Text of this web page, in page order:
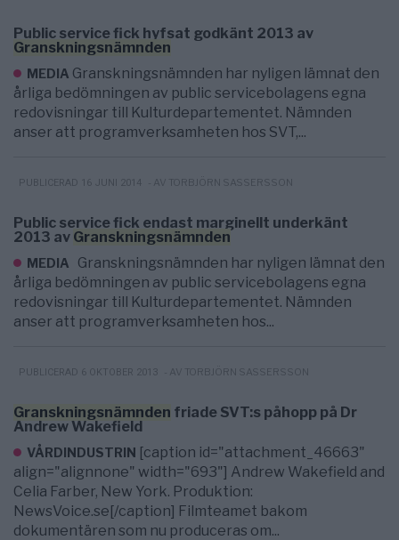
Public service fick hyfsat godkänt 2013 av
Granskningsnämnden
MEDIA Granskningsnämnden har nyligen lämnat den
årliga bedömningen av public servicebolagens egna
redovisningar till Kulturdepartementet. Nämnden
anser att programverksamheten hos SVT,...
PUBLICERAD 16 JUNI 2014 - AV TORBJÖRN SASSERSSON
Public service fick endast marginellt underkänt
2013 av Granskningsnämnden
MEDIA
Granskningsnämnden har nyligen lämnat den
årliga bedömningen av public servicebolagens egna
redovisningar till Kulturdepartementet. Nämnden
anser att programverksamheten hos...
PUBLICERAD 6 OKTOBER 2013 - AV TORBJÖRN SASSERSSON
Granskningsnämnden friade SVT:s påhopp på Dr
Andrew Wakefield
VÅRDINDUSTRIN [caption id="attachment_46663"
align="alignnone" width="693"] Andrew Wakefield and
Celia Farber, New York. Produktion:
NewsVoice.se[/caption] Filmteamet bakom
dokumentären som nu produceras om...